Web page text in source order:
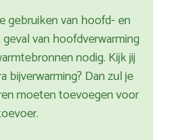
gebruiken van hoofd- en
van hoofdverwarming
nodig. Kijk jij
bijverwarming? Dan zul je
moeten toevoegen voor